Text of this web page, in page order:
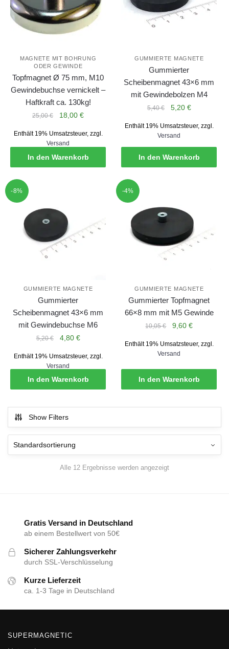
MAGNETE MIT BOHRUNG
ODER GEWINDE
Topfmagnet Ø 75 mm, M10
Gewindebuchse vernickelt –
Haftkraft ca. 130kg!
25,00€
Ursprünglicher
war:
25,00 €
18,00€Aktueller
ist:
18,00 €.
Enthält 19% Umsatzsteuer, zzgl.
Versand
In den Warenkorb
GUMMIERTE MAGNETE
Gummierter
Scheibenmagnet 43×6 mm
mit Gewindebolzen M4
5,40€
Ursprünglicher
war:
5,40 €
5,20 €Aktueller
ist:
Enthält 19% Umsatzsteuer, zzgl.
Versand
In den Warenkorb
-8%
GUMMIERTE MAGNETE
Gummierter
Scheibenmagnet 43×6 mm
mit Gewindebuchse M6
5,20€
Ursprünglicher
war:
5,20 €
4,80 €Aktueller
ist:
4,80 €.
Enthält 19% Umsatzsteuer, zzgl.
Versand
In den Warenkorb
-4%
GUMMIERTE MAGNETE
Gummierter Topfmagnet
66×8 mm mit M5 Gewinde
10,05€
Ursprünglicher
war:
10,05 €
9,60€Aktueller
ist:
Enthält 19% Umsatzsteuer, zzgl.
Versand
In den Warenkorb
Show Filters
Alle 12 Ergebnisse werden angezeigt
Gratis Versand in Deutschland
ab einem Bestellwert von 50€
Sicherer Zahlungsverkehr
durch SSL-Verschlüsselung
Kurze Lieferzeit
ca. 1-3 Tage in Deutschland
SUPERMAGNETIC